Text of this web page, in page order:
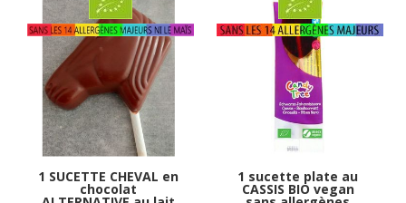
1 SUCETTE CHEVAL en
chocolat
1 sucette plate au
CASSIS BIO vegan